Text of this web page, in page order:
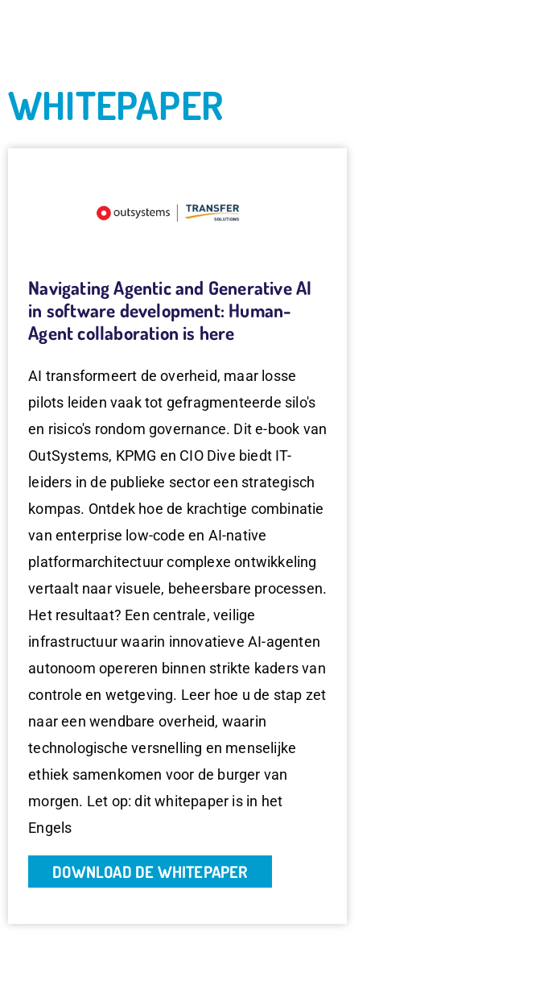
WHITEPAPER
Navigating Agentic and Generative AI
in software development: Human-
Agent collaboration is here
AI transformeert de overheid, maar losse
pilots leiden vaak tot gefragmenteerde silo's
en risico's rondom governance. Dit e-book van
OutSystems, KPMG en CIO Dive biedt IT-
leiders in de publieke sector een strategisch
kompas. Ontdek hoe de krachtige combinatie
van enterprise low-code en AI-native
platformarchitectuur complexe ontwikkeling
vertaalt naar visuele, beheersbare processen.
Het resultaat? Een centrale, veilige
infrastructuur waarin innovatieve AI-agenten
autonoom opereren binnen strikte kaders van
controle en wetgeving. Leer hoe u de stap zet
naar een wendbare overheid, waarin
technologische versnelling en menselijke
ethiek samenkomen voor de burger van
morgen. Let op: dit whitepaper is in het
Engels
DOWNLOAD DE WHITEPAPER